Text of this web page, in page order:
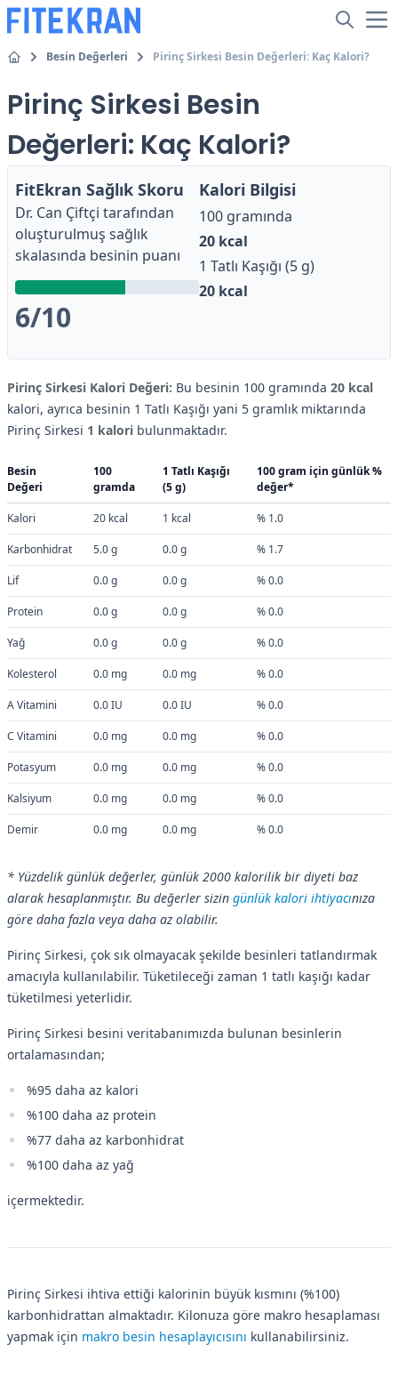
Besin Değerleri Pirinç Sirkesi Besin Değerleri: Kaç Kalori?
Pirinç Sirkesi Besin
Değerleri: Kaç Kalori?
FitEkran Sağlık Skoru
Dr. Can Çiftçi tarafından
oluşturulmuş sağlık
skalasında besinin puanı
6/10
Kalori Bilgisi
100 gramında
20 kcal
1 Tatlı Kaşığı (5 g)
20 kcal
Pirinç Sirkesi Kalori Değeri: Bu besinin 100 gramında 20 kcal
kalori, ayrıca besinin 1 Tatlı Kaşığı yani 5 gramlık miktarında
Pirinç Sirkesi 1 kalori bulunmaktadır.
Besin
Değeri
100
gramda
1 Tatlı Kaşığı
(5 g)
100 gram için günlük %
değer*
Kalori 20 kcal 1 kcal % 1.0
Karbonhidrat 5.0 g 0.0 g % 1.7
Lif 0.0 g 0.0 g % 0.0
Protein 0.0 g 0.0 g % 0.0
Yağ 0.0 g 0.0 g % 0.0
Kolesterol 0.0 mg 0.0 mg % 0.0
A Vitamini 0.0 IU 0.0 IU % 0.0
C Vitamini 0.0 mg 0.0 mg % 0.0
Potasyum 0.0 mg 0.0 mg % 0.0
Kalsiyum 0.0 mg 0.0 mg % 0.0
Demir 0.0 mg 0.0 mg % 0.0
* Yüzdelik günlük değerler, günlük 2000 kalorilik bir diyeti baz
alarak hesaplanmıştır. Bu değerler sizin günlük kalori ihtiyacınıza
göre daha fazla veya daha az olabilir.
Pirinç Sirkesi, çok sık olmayacak şekilde besinleri tatlandırmak
amacıyla kullanılabilir. Tüketileceği zaman 1 tatlı kaşığı kadar
tüketilmesi yeterlidir.
Pirinç Sirkesi besini veritabanımızda bulunan besinlerin
ortalamasından;
%95 daha az kalori
%100 daha az protein
%77 daha az karbonhidrat
%100 daha az yağ
içermektedir.
Pirinç Sirkesi ihtiva ettiği kalorinin büyük kısmını (%100)
karbonhidrattan almaktadır. Kilonuza göre makro hesaplaması
yapmak için makro besin hesaplayıcısını kullanabilirsiniz.